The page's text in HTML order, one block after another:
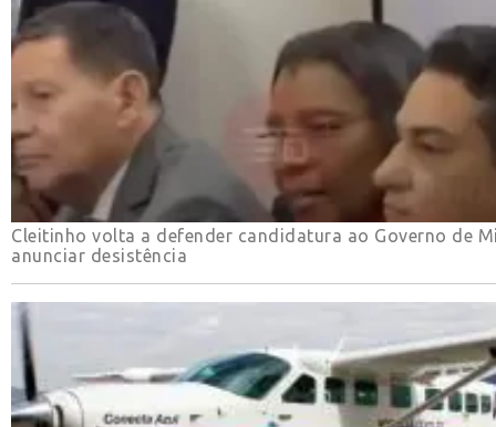
Cleitinho volta a defender candidatura ao Governo de
anunciar desistência